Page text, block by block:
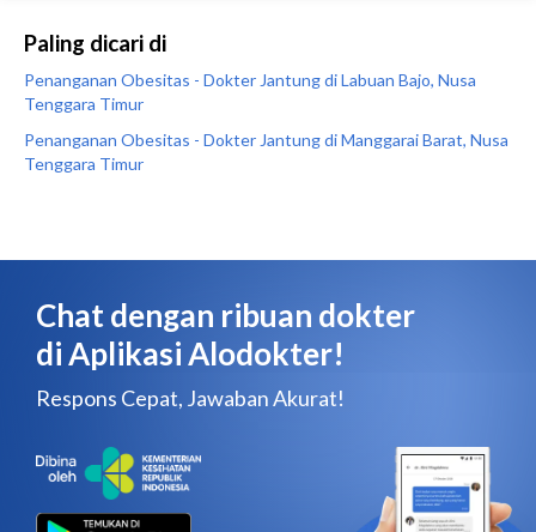
Paling dicari di
Penanganan Obesitas - Dokter Jantung di Labuan Bajo, Nusa
Tenggara Timur
Penanganan Obesitas - Dokter Jantung di Manggarai Barat, Nusa
Tenggara Timur